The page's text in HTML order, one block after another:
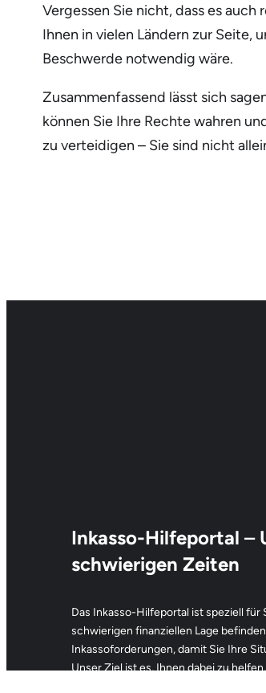
Vergessen Sie nicht, dass es
Ihnen in vielen Ländern zur Seite,
Beschwerde notwendig wäre.
Zusammenfassend lässt sich
können Sie Ihre Rechte wahren
zu verteidigen – Sie sind nicht
Inkasso-Hilfeportal –
schwierigen Zeiten
Das Inkasso-Hilfeportal ist speziell
schwierigen finanziellen Lage
Inkassoforderungen, damit Sie Ihre
Unser Ziel ist es, Ihnen dabei zu